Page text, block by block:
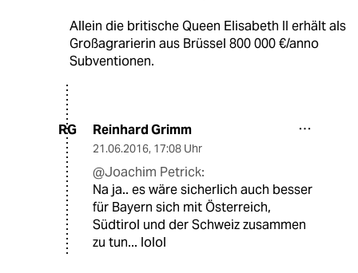
Allein die britische Queen Elisabeth II erhält als
Großagrarierin aus Brüssel 800 000 €/anno
Subventionen.
RG Reinhard Grimm
21.06.2016, 17:08 Uhr
@Joachim Petrick:
Na ja.. es wäre sicherlich auch besser
für Bayern sich mit Österreich,
Südtirol und der Schweiz zusammen
zu tun... lolol